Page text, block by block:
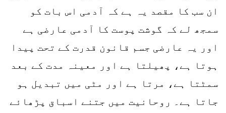
ان سب کا مقصد یہ ہے کہ آدمی اس بات کو
سمجھ لے کہ گوشت پوست کا آدمی عارضی ہے
اور یہ عارضی جسم قانون قدرت کے تحت پیدا
ہوتا ہے، پھیلتا ہے اور معینہ مدت کے بعد
سمٹتا ہے، مرتا ہے اور مٹی میں تبدیل ہو
جاتا ہے۔ روحانیت میں جتنے اسباق پڑھائے